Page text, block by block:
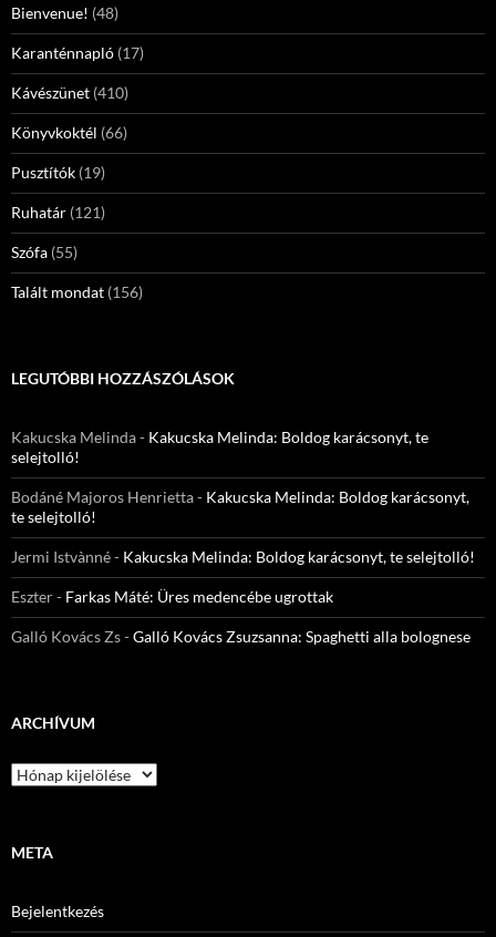
Bienvenue! (48)
Karanténnapló (17)
Kávészünet (410)
Könyvkoktél (66)
Pusztítók (19)
Ruhatár (121)
Szófa (55)
Talált mondat (156)
LEGUTÓBBI HOZZÁSZÓLÁSOK
Kakucska Melinda- Kakucska Melinda: Boldog karácsonyt, te
selejtolló!
Bodáné Majoros Henrietta- Kakucska Melinda: Boldog karácsonyt,
te selejtolló!
Jermi Istvànné- Kakucska Melinda: Boldog karácsonyt, te selejtolló!
Eszter- Farkas Máté: Üres medencébe ugrottak
Galló Kovács Zs-Galló Kovács Zsuzsanna: Spaghetti alla bolognese
ARCHÍVUM
Archívum
META
Bejelentkezés